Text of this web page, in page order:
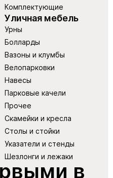
Комплектующие
Уличная мебель
Урны
Болларды
Вазоны и клумбы
Велопарковки
Навесы
Парковые качели
Прочее
Скамейки и кресла
Столы и стойки
Указатели и стенды
Шезлонги и лежаки
в